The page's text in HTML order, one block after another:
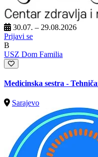
30.07. – 29.08.2026
Prijavi se
B
USZ Dom Familia
Medicinska sestra -
Sarajevo